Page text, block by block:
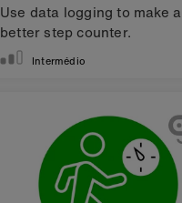
Use data logging to make a
better step counter.
Intermédio